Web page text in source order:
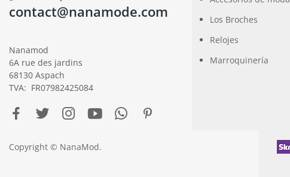
contact@nanamode.com
Nanamod
6A rue des jardins
68130 Aspach
TVA: FR07982425084
Los Broches
Relojes
Marroquinería
Copyright © NanaMod.